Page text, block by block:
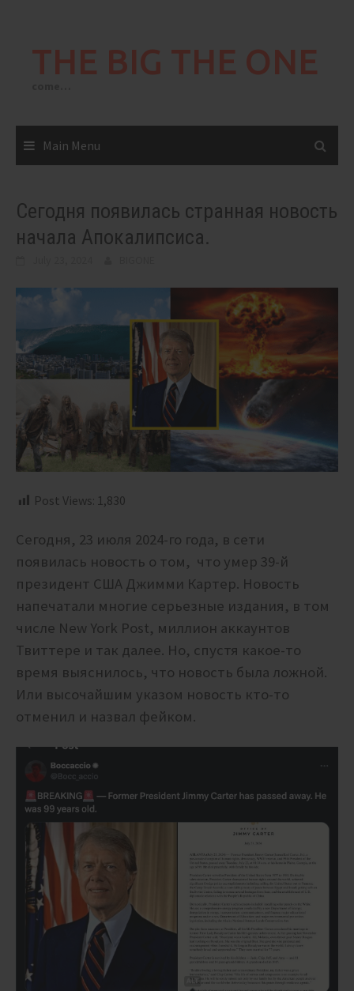
THE BIG THE ONE
Main Menu
Сегодня появилась странная новость
начала Апокалипсиса.
Post Views: 1,830
Сегодня, 23 июля 2024-го года, в сети
появилась новость о том, что умер 39-й
президент США Джимми Картер. Новость
напечатали многие серьезные издания, в том
числе New York Post, миллион аккаунтов
Твиттере и так далее. Но, спустя какое-то
время выяснилось, что новость была ложной.
Или высочайшим указом новость кто-то
отменил и назвал фейком.